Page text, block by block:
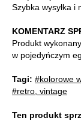
Szybka wysyłka i
KOMENTARZ
Produkt
w pojedyńczym
Tagi: #kolorowe
#retro, vintage
Ten produkt